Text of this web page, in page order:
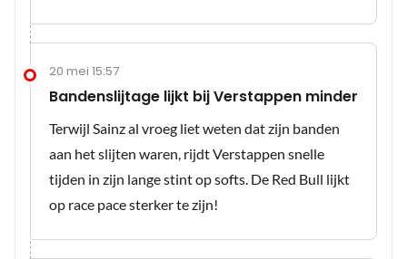
20 mei 15:57
Bandenslijtage lijkt bij Verstappen minder
Terwijl Sainz al vroeg liet weten dat zijn banden
aan het slijten waren, rijdt Verstappen snelle
tijden in zijn lange stint op softs. De Red Bull lijkt
op race pace sterker te zijn!